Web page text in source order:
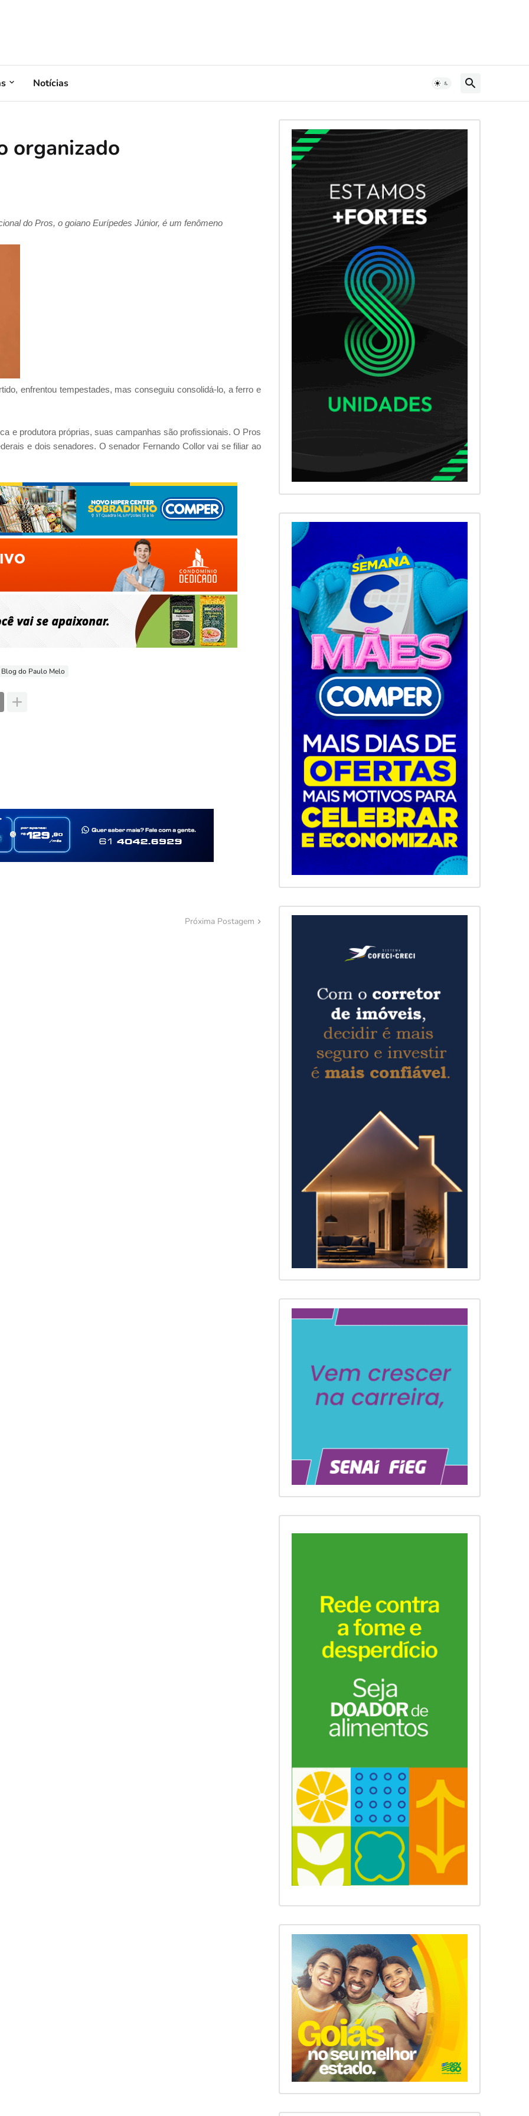
Notícias
organizado
do Pros, o goiano Eurípedes Júnior, é um fenômeno
enfrentou tempestades, mas conseguiu consolidá-lo, a ferro e
e produtora próprias, suas campanhas são profissionais. O Pros
e dois senadores. O senador Fernando Collor vai se filiar ao
Blog do Paulo Melo
Próxima Postagem